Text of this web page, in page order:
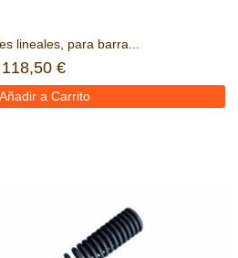
lineales, para barra...
118,50 €
Añadir a Carrito